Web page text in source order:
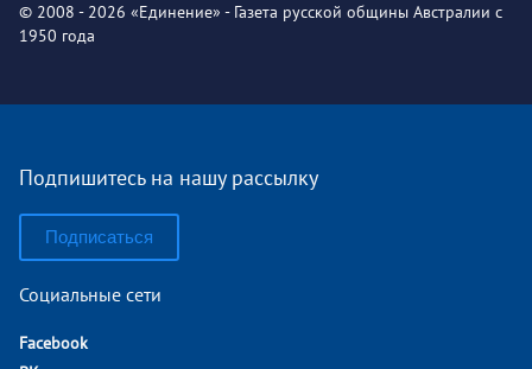
© 2008 - 2026 «Единение» - Газета русской общины Австралии с
1950 года
Подпишитесь на нашу рассылку
Подписаться
Социальные сети
Facebook